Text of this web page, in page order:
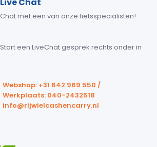
Chat met een van onze fietsspecialisten!
Start een LiveChat gesprek rechts onder in
Webshop: +31 642 969 550 /
Werkplaats: 040-2432518
info@rijwielcashencarry.nl